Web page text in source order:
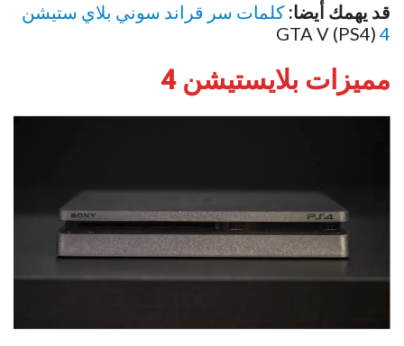
قد يهمك أيضا: كلمات سر قراند سوني بلاي‌ ستيشن
4
مميزات بلايستيشن 4